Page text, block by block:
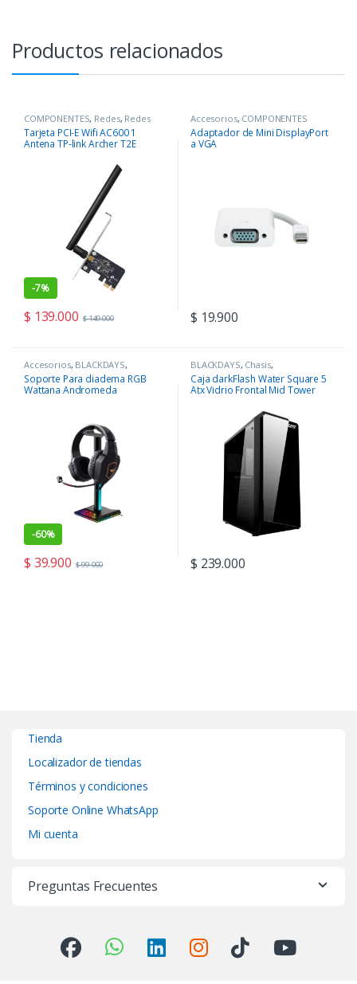
Productos relacionados
COMPONENTES, Redes, Redes
Tarjeta PCI-E Wifi AC600 1
Antena TP-link Archer T2E
-7%
$ 139.000 $149.000
Accesorios, COMPONENTES
Adaptador de Mini DisplayPort
a VGA
$ 19.900
Accesorios, BLACKDAYS,
COMPONENTES , Periféricos
Soporte Para diadema RGB
Wattana Andromeda
-60%
$ 39.900 $99.000
BLACKDAYS, Chasis,
COMPONENTES
Caja darkFlash Water Square 5
Atx Vidrio Frontal Mid Tower
$ 239.000
Tienda
Localizador de tiendas
Términos y condiciones
Soporte Online WhatsApp
Mi cuenta
Preguntas Frecuentes